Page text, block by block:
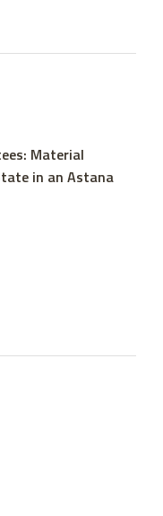
Material
in an Astana